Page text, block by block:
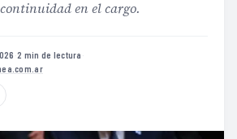
en el cargo.
·2 min de lectura ·